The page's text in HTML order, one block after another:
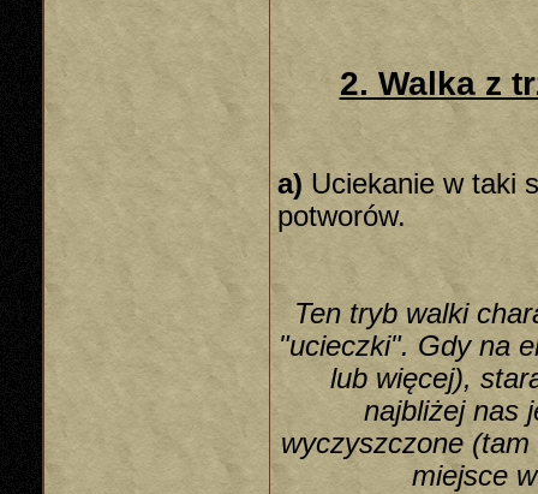
2. Walka z
a) Uciekanie w taki
potworów.
Ten tryb walki
"ucieczki". Gdy na
lub więcej),
najbliżej nas
wyczyszczone
miejsce